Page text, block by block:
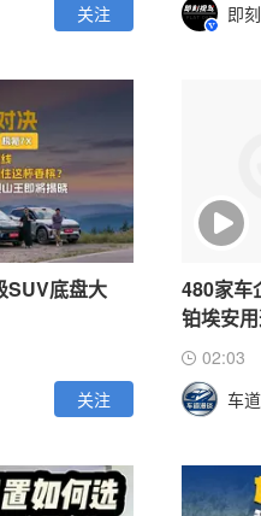
关注
即
SUV底盘大
关注
480家车
铂埃安
02:03
车